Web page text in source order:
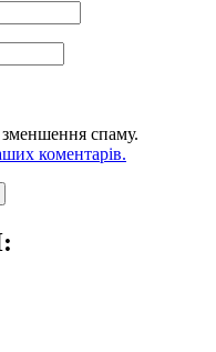
спаму.
коментарів.